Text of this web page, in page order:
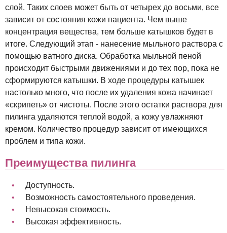
слой. Таких слоев может быть от четырех до восьми, все
зависит от состояния кожи пациента. Чем выше
концентрация вещества, тем больше катышков будет в
итоге. Следующий этап - нанесение мыльного раствора с
помощью ватного диска. Обработка мыльной пеной
происходит быстрыми движениями и до тех пор, пока не
сформируются катышки. В ходе процедуры катышек
настолько много, что после их удаления кожа начинает
«скрипеть» от чистоты. После этого остатки раствора для
пилинга удаляются теплой водой, а кожу увлажняют
кремом. Количество процедур зависит от имеющихся
проблем и типа кожи.
Преимущества пилинга
Доступность.
Возможность самостоятельного проведения.
Невысокая стоимость.
Высокая эффективность.